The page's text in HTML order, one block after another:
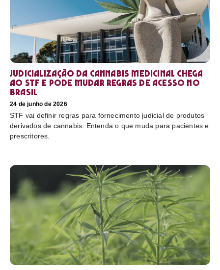
Judicialização da cannabis medicinal chega
ao STF e pode mudar regras de acesso no
Brasil
24 de junho de 2026
STF vai definir regras para fornecimento judicial de produtos
derivados de cannabis. Entenda o que muda para pacientes e
prescritores.